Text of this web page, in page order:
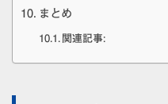
まとめ
関連記事: